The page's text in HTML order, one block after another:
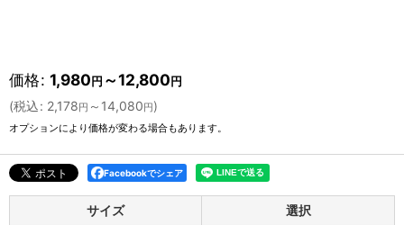
価格: 1,980円 ～12,800円
(税込: 2,178円 ～14,080円)
オプションにより価格が変わる場合もあります。
Facebookでシェア
サイズ
選択